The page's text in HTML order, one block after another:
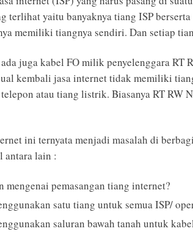
terlihat yaitu banyaknya tiang ISP
memiliki tiangnya sendiri. Dan setiap
juga kabel FO milik penyelenggara RT
kembali jasa internet tidak memiliki
atau tiang listrik. Biasanya RT RW
ini ternyata menjadi masalah di
antara lain :
mengenai pemasangan tiang internet?
satu tiang untuk semua ISP/
saluran bawah tanah untuk